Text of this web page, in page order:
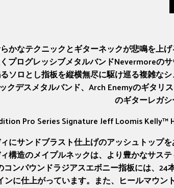
かなテクニックとギターネックが悲鳴を上
プログレッシブメタルバンドNevermoreの
ソロとし指板を縦横無尽に駆け巡る複雑な
クデスメタルバンド、Arch Enemyのギタ
のギターレガシ
Pro Series Signature Jeff Loomis Kelly™
にサンドブラスト仕上げのアッシュトップ
構造のメイプルネックは、より豊かなサス
コンパウンドラジアスエボニー指板には、
に仕上がっています。また、ヒールマウ